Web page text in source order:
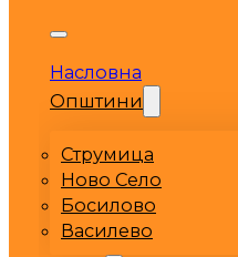
Насловна
Општини
Струмица
Ново Село
Босилово
Василево